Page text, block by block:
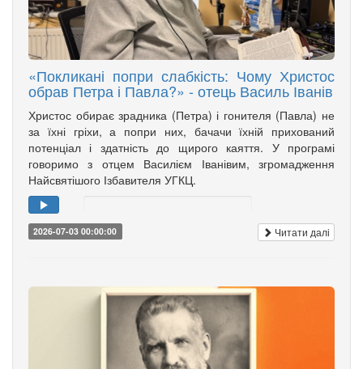
«Покликані попри слабкість: Чому Христос
обрав Петра і Павла?» - отець Василь Іванів
Христос обирає зрадника (Петра) і гонителя (Павла) не
за їхні гріхи, а попри них, бачачи їхній прихований
потенціал і здатність до щирого каяття. У програмі
говоримо з отцем Василієм Іванівим, згромадження
Найсвятішого Ізбавителя УГКЦ.
2026-07-03 00:00:00 Читати далі